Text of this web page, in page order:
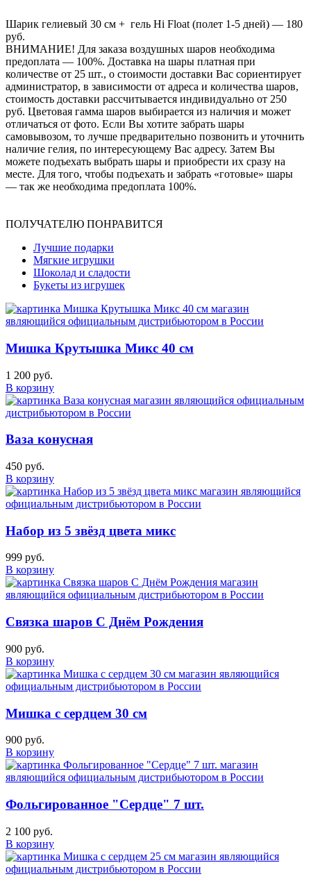
Шарик гелиевый 30 см + гель Hi Float (полет 1-5 дней) — 180
руб.
ВНИМАНИЕ! Для заказа воздушных шаров необходима
предоплата — 100%. Доставка на шары платная при
количестве от 25 шт., о стоимости доставки Вас сориентирует
администратор, в зависимости от адреса и количества шаров,
стоимость доставки рассчитывается индивидуально от 250
руб. Цветовая гамма шаров выбирается из наличия и может
отличаться от фото. Если Вы хотите забрать шары
самовывозом, то лучше предварительно позвонить и уточнить
наличие гелия, по интересующему Вас адресу. Затем Вы
можете подъехать выбрать шары и приобрести их сразу на
месте. Для того, чтобы подъехать и забрать «готовые» шары
— так же необходима предоплата 100%.
ПОЛУЧАТЕЛЮ ПОНРАВИТСЯ
Лучшие подарки
Мягкие игрушки
Шоколад и сладости
Букеты из игрушек
Мишка Крутышка Микс 40 см
1 200 руб.
В корзину
Ваза конусная
450 руб.
В корзину
Набор из 5 звёзд цвета микс
999 руб.
В корзину
Связка шаров С Днём Рождения
900 руб.
В корзину
Мишка с сердцем 30 см
900 руб.
В корзину
Фольгированное "Сердце" 7 шт.
2 100 руб.
В корзину